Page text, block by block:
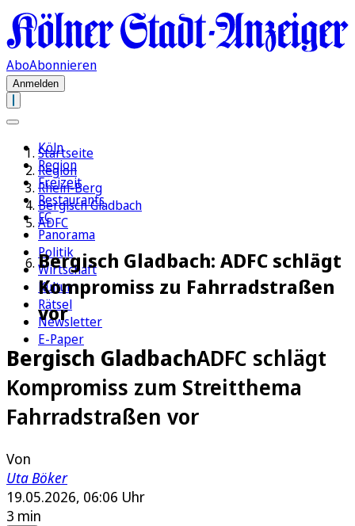
AboAbonnieren
Anmelden
Köln
Region
Freizeit
Restaurants
FC
Panorama
Politik
Wirtschaft
Kultur
Rätsel
Newsletter
E-Paper
Startseite
Region
Rhein-Berg
Bergisch Gladbach
ADFC
Bergisch Gladbach: ADFC schlägt
Kompromiss zu Fahrradstraßen
vor
Bergisch GladbachADFC schlägt
Kompromiss zum Streitthema
Fahrradstraßen vor
Von
Uta Böker
19.05.2026, 06:06 Uhr
3 min